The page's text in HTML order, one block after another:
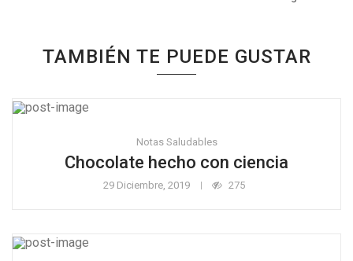
TAMBIÉN TE PUEDE GUSTAR
Notas Saludables
Chocolate hecho con ciencia
29 Diciembre, 2019 275